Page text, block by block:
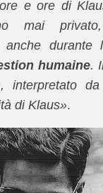
e ore di
mai
anche durante
humaine.
interpretato
di Klaus».